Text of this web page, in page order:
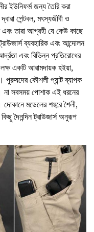
ইউনিফর্ম জন্য তৈরি করা
পেন্টবল, মৎস্যজীবী ও
এবং তারা আগ্রহী যে কেউ কাছে
ব্যবহারিক এবং আন্দোলন
এবং বিভিন্ন প্রতিরোধের
একটি আরামদায়ক হইয়া,
কৌশলী প্যান্ট ব্যাপক
সবসময় পোশাক এই ধরনের
মডেলের শহুরে শৈলী,
দৈনন্দিন ট্রাউজার্স অনুরূপ